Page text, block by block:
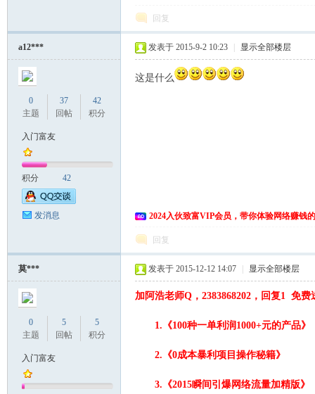
回复
a12***
0
主题
37
回帖
42
积分
入门富友
积分 42
发消息
发表于 2015-9-2 10:23 显示全部楼层
这是什么
2024入伙致富VIP会员，带你体验网络赚钱
回复
莫***
0
主题
5
回帖
5
积分
入门富友
发表于 2015-12-12 14:07 显示全部楼层
加阿浩老师Q，2383868202，回复1 免
1.《100种一单利润1000+元的产品》
2.《0成本暴利项目操作秘籍》
3.《2015瞬间引爆网络流量加精版》